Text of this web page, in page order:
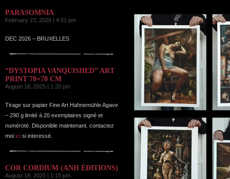
PARASOMNIA
February 23, 2026 | 4:01 pm
DEC 2026 – BRUXELLES
“DYSTOPIA VANQUISHED” ART
PRINT 70×70 CM
August 18, 2025 | 1:20 pm
Tirage sur papier Fine Art Hahnemühle Agave
– 290 g limité à 20 exemplaires signé et
numéroté. Disponible maintenant. contactez
moi ici si interessé.
COR CORDIUM (ANH ÉDITIONS)
August 18, 2025 | 1:15 pm